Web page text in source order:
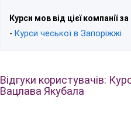
Курси мов від цієї компанії
- Курси чеської в Запоріжжі
Відгуки користувачів:
Вацлава Якубала